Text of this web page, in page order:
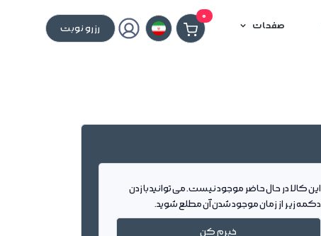
0
رزرو نوبت صفحات
این کالا در حال حاضر موجود نیست. می توانید با زدن
دکمه زیر از زمان موجود شدن آن مطلع شوید.
خبرم کن